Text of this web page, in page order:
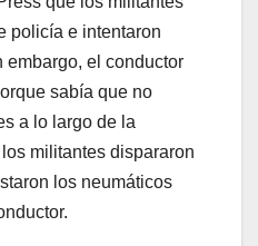
policía e intentaron
embargo, el conductor
sabía que no
a lo largo de la
militantes dispararon
los neumáticos